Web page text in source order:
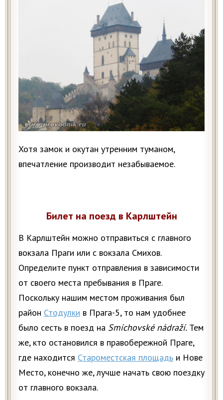
Хотя замок и окутан утренним туманом,
впечатление производит незабываемое.
Билет на поезд в Карлштейн
В Карлштейн можно отправиться с главного
вокзала Праги или с вокзала Смихов.
Определите пункт отправления в зависимости
от своего места пребывания в Праге.
Поскольку нашим местом проживания был
район Стодулки в Прага-5, то нам удобнее
было сесть в поезд на Smíchovské nádraží. Тем
же, кто остановился в правобережной Праге,
где находится Староместская площадь и Нове
Место, конечно же, лучше начать свою поездку
от главного вокзала.